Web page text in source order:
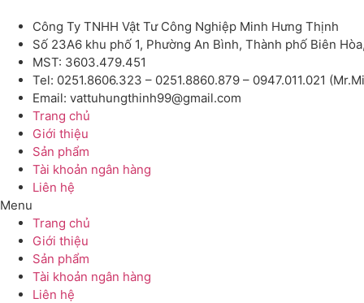
Công Ty TNHH Vật Tư Công Nghiệp Minh Hưng Thịnh
Số 23A6 khu phố 1, Phường An Bình, Thành phố Biên
MST: 3603.479.451
Tel: 0251.8606.323 – 0251.8860.879 – 0947.011.021
Email: vattuhungthinh99@gmail.com
Trang chủ
Giới thiệu
Sản phẩm
Tài khoản ngân hàng
Liên hệ
Menu
Trang chủ
Giới thiệu
Sản phẩm
Tài khoản ngân hàng
Liên hệ